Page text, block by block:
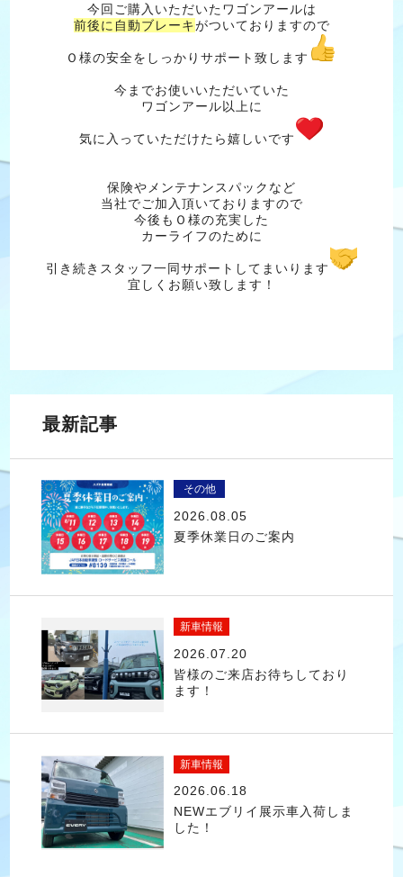
今回ご購入いただいたワゴンアールは
前後に自動ブレーキがついておりますので
Ｏ様の安全をしっかりサポート致します
今までお使いいただいていた
ワゴンアール以上に
気に入っていただけたら嬉しいです
保険やメンテナンスパックなど
当社でご加入頂いておりますので
今後もＯ様の充実した
カーライフのために
引き続きスタッフ一同サポートしてまいります
宜しくお願い致します！
最新記事
その他
2026.08.05
夏季休業日のご案内
新車情報
2026.07.20
皆様のご来店お待ちしており
ます！
新車情報
2026.06.18
NEWエブリイ展示車入荷しま
した！